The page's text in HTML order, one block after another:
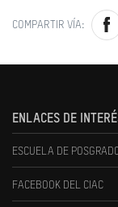
COMPARTIR VÍA:
ENLACES DE
ESCUELA DE
FACEBOOK DEL CIAC